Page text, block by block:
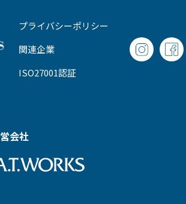
プライバシーポリシー
関連企業
ISO27001認証
会社